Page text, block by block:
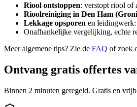
Riool ontstoppen: verstopt riool of
Rioolreiniging in Den Ham
Lekkage opsporen en leidingwerk:
Onafhankelijke vergelijking, echte
Meer algemene tips? Zie de FAQ of zoek
Ontvang gratis offertes
Binnen 2 minuten geregeld. Gratis en